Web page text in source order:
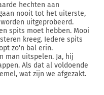
hechten aan
nooit tot het uiterste,
uitgeprobeerd.
spits moet hebben. Mooi
kreeg. Iedere spits
zo'n bal erin.
man uitspelen. Ja, hij
Als dat al voldoende
wat zijn we afgezakt.